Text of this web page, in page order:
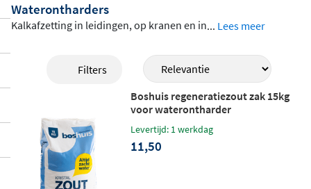
Waterontharders
Kalkafzetting in leidingen, op kranen en in
em in gebieden met hard water. Met een w
aterontharder los je dit structureel op. In
waterontharders v
an Blue Label en Boshuis
capaciteiten, inclusief bijbehorend regen
eratiezout en slimme accessoires zoals de
Boshuis Smart Sensor. Zo kies je een com
... Lees meer
Filters
Boshuis regeneratiezout zak 15kg
voor waterontharder
Levertijd: 1 werkdag
11,50